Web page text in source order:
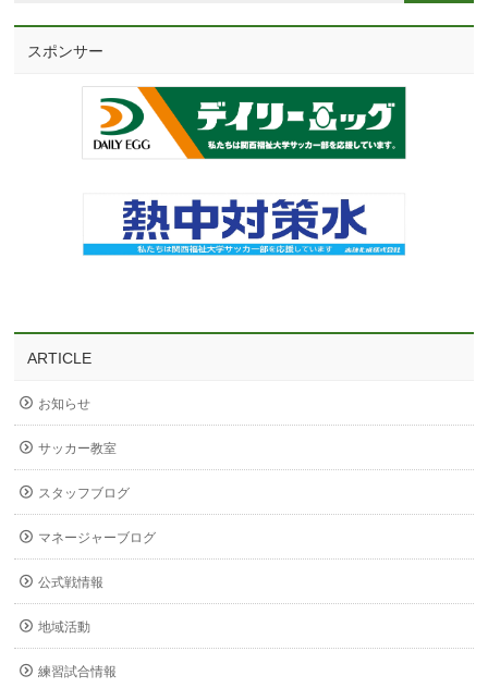
スポンサー
ARTICLE
お知らせ
サッカー教室
スタッフブログ
マネージャーブログ
公式戦情報
地域活動
練習試合情報